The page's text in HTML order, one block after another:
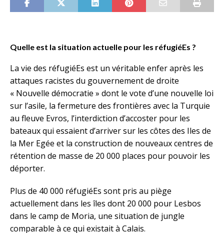
Quelle est la situation actuelle pour les réfugiéEs ?
La vie des réfugiéEs est un véritable enfer après les
attaques racistes du gouvernement de droite
« Nouvelle démocratie » dont le vote d’une nouvelle loi
sur l’asile, la fermeture des frontières avec la Turquie
au fleuve Evros, l’interdiction d’accoster pour les
bateaux qui essaient d’arriver sur les côtes des Iles de
la Mer Egée et la construction de nouveaux centres de
rétention de masse de 20 000 places pour pouvoir les
déporter.
Plus de 40 000 réfugiéEs sont pris au piège
actuellement dans les îles dont 20 000 pour Lesbos
dans le camp de Moria, une situation de jungle
comparable à ce qui existait à Calais.